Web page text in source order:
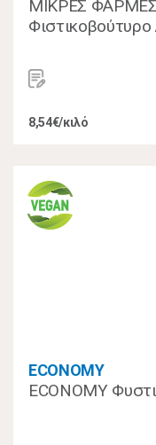
ΜΙΚΡΕΣ
8,54€/κιλό
ECONOMY
ECONOMY